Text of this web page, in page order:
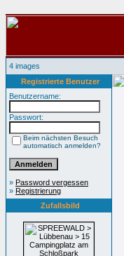
4 images
Registrierte Benutzer
Benutzername:
Passwort:
Beim nächsten Besuch
automatisch anmelden?
» Password vergessen
» Registrierung
Zufallsbild